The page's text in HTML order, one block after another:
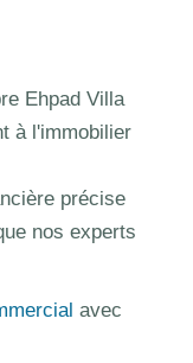
Ehpad Villa
à l'immobilier
précise
nos experts
avec